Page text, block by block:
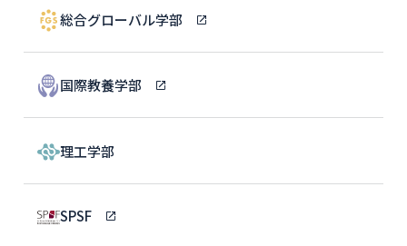
総合グローバル学部
国際教養学部
理工学部
SPSF